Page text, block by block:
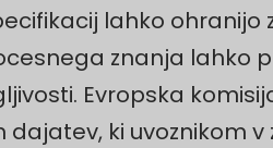
lahko ohranijo
znanja lahko
Evropska
ki uvoznikom